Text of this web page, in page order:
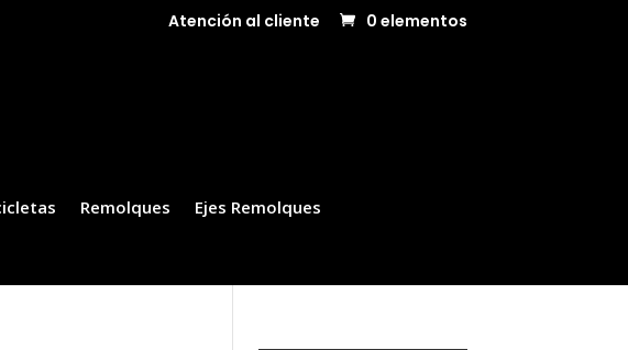
Atención al cliente 0 elementos
Remolques
Ejes Remolques